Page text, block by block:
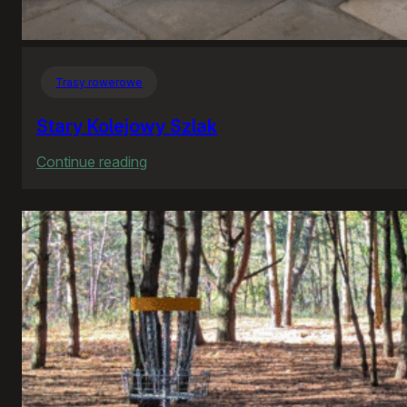
Trasy rowerowe
Stary Kolejowy Szlak
Continue reading
Kolejowy
Szlak